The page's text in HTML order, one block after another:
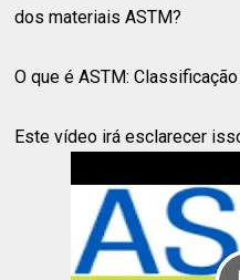
dos materiais ASTM?
O que é ASTM:
Este vídeo irá esclarecer